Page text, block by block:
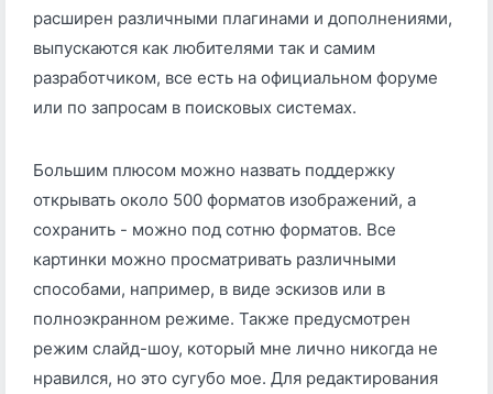
расширен различными плагинами и дополнениями,
выпускаются как любителями так и самим
разработчиком, все есть на официальном форуме
или по запросам в поисковых системах.
Большим плюсом можно назвать поддержку
открывать около 500 форматов изображений, а
сохранить - можно под сотню форматов. Все
картинки можно просматривать различными
способами, например, в виде эскизов или в
полноэкранном режиме. Также предусмотрен
режим слайд-шоу, который мне лично никогда не
нравился, но это сугубо мое. Для редактирования